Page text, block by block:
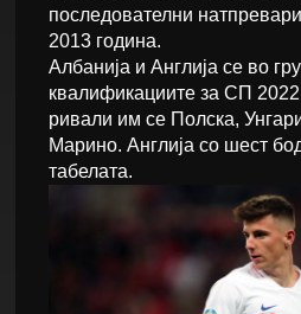
последователни
2013 година.
Албанија и Англија се во
квалификациите за СП 2022
ривали им се Полска,
Марино. Англија со шест
табелата.